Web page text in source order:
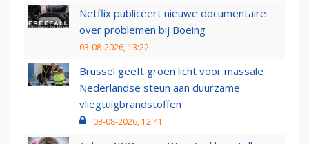
Netflix publiceert nieuwe documentaire
over problemen bij Boeing
03-08-2026, 13:22
Brussel geeft groen licht voor massale
Nederlandse steun aan duurzame
vliegtuigbrandstoffen
03-08-2026, 12:41